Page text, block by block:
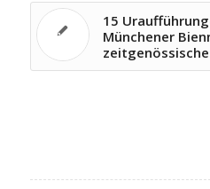
15
Münchener